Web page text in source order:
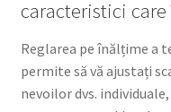
caracteristici
Reglarea pe înălțime a
permite să vă ajustați
nevoilor dvs.